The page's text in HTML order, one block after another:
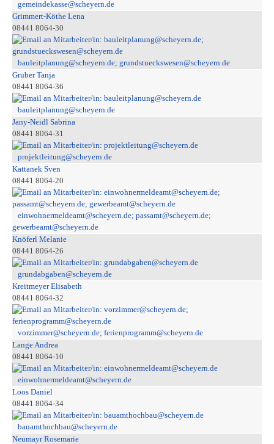
gemeindekasse@scheyern.de
Grimmert-Köthe Lena
08441 8064-30
bauleitplanung@scheyern.de; grundstueckswesen@scheyern.de
Gruber Tanja
08441 8064-36
bauleitplanung@scheyern.de
Jany-Neidl Sabrina
08441 8064-31
projektleitung@scheyern.de
Kattanek Sven
08441 8064-20
einwohnermeldeamt@scheyern.de; passamt@scheyern.de;
gewerbeamt@scheyern.de
Knöferl Melanie
08441 8064-26
grundabgaben@scheyern.de
Kreitmeyer Elisabeth
08441 8064-32
vorzimmer@scheyern.de; ferienprogramm@scheyern.de
Lange Andrea
08441 8064-10
einwohnermeldeamt@scheyern.de
Loos Daniel
08441 8064-34
bauamthochbau@scheyern.de
Neumayr Rosemarie